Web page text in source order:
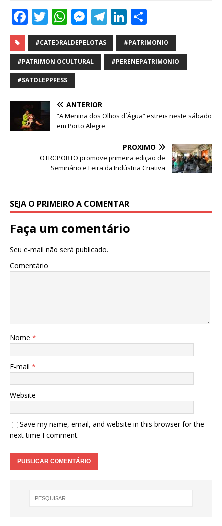
F
a
c
e
b
o
o
k
T
w
it
te
r
W
h
at
s
p
M
e
ss
e
e
r
T
el
e
g
Li
n
k
e
h
ar
e
#CATEDRALDEPELOTAS #PATRIMONIO
#PATRIMONIOCULTURAL #PERENEPATRIMONIO
#SATOLEPPRESS
ANTERIOR
“A Menina dos Olhos d´Água” estreia neste sábado
em Porto Alegre
PRÓXIMO
OTROPORTO promove primeira edição de
Seminário e Feira da Indústria Criativa
SEJA O PRIMEIRO A COMENTAR
Faça um comentário
Seu e-mail não será publicado.
Comentário
Nome *
E-mail *
Website
Save my name, email, and website in this browser for the
next time I comment.